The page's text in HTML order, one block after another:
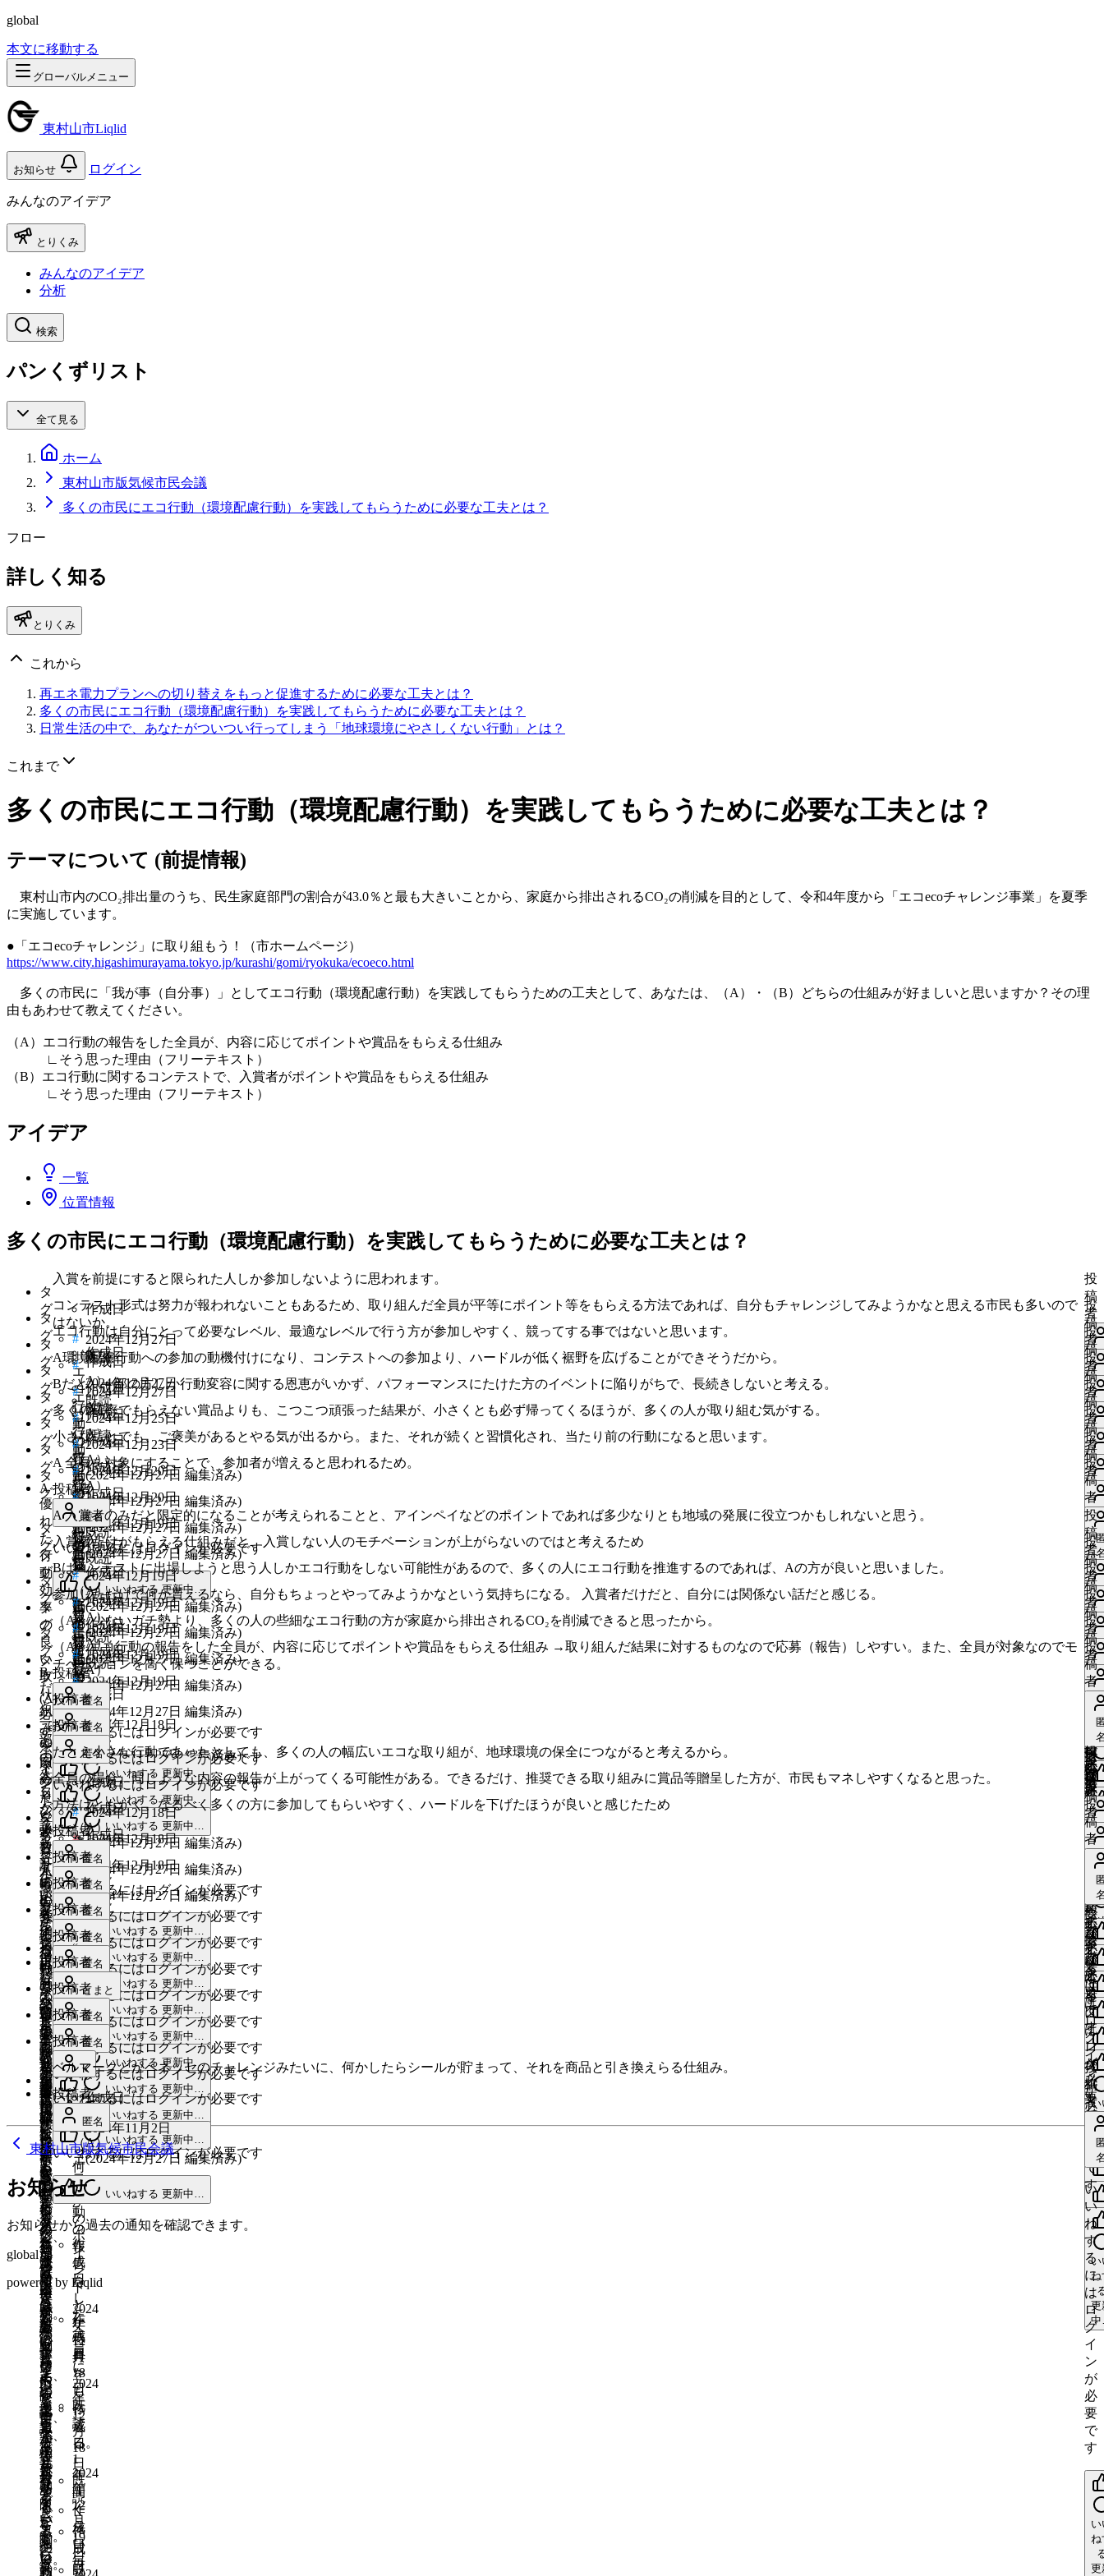
global
本文に移動する
グローバルメニュー
東村山市Liqlid
お知らせ ログイン
みんなのアイデア
とりくみ
みんなのアイデア
分析
検索
パンくずリスト
全て見る
ホーム
東村山市版気候市民会議
多くの市民にエコ行動（環境配慮行動）を実践してもらうために必要な工夫とは？
フロー
詳しく知る
とりくみ
これから
再エネ電力プランへの切り替えをもっと促進するために必要な工夫とは？
多くの市民にエコ行動（環境配慮行動）を実践してもらうために必要な工夫とは？
日常生活の中で、あなたがついつい行ってしまう「地球環境にやさしくない行動」とは？
これまで
多くの市民にエコ行動（環境配慮行動）を実践してもらうために必要な工夫とは？
テーマについて (前提情報)
東村山市内のCO₂排出量のうち、民生家庭部門の割合が43.0％と最も大きいことから、家庭から排出されるCO₂の削減を目的として、令和4年度から「エコecoチャレンジ事業」を夏季
に実施しています。
●「エコecoチャレンジ」に取り組もう！（市ホームページ）
https://www.city.higashimurayama.tokyo.jp/kurashi/gomi/ryokuka/ecoeco.html
多くの市民に「我が事（自分事）」としてエコ行動（環境配慮行動）を実践してもらうための工夫として、あなたは、（A）・（B）どちらの仕組みが好ましいと思いますか？その理
由もあわせて教えてください。
（A）エコ行動の報告をした全員が、内容に応じてポイントや賞品をもらえる仕組み
∟そう思った理由（フリーテキスト）
（B）エコ行動に関するコンテストで、入賞者がポイントや賞品をもらえる仕組み
∟そう思った理由（フリーテキスト）
アイデア
一覧
位置情報
多くの市民にエコ行動（環境配慮行動）を実践してもらうために必要な工夫とは？
タ
グ
#
（A）
エ
コ
行
動
の
報
告
を
し
た
全
員
に
入賞を前提にすると限られた人しか参加しないように思われます。
作成日
2024年12月27日
既読
投
稿
者
い
い
ね
す
る
に
は
ロ
グ
イ
ン
が
必
要
で
す
ね
更
タ
グ
#
（A）
エ
コ
行
動
の
報
告
を
し
た
全
員
に
コンテスト形式は努力が報われないこともあるため、取り組んだ全員が平等にポイント等をもらえる方法であれば、自分もチャレンジしてみようかなと思える市民も多いので
はないか。
作成日
2024年12月27日
既読
投
稿
者
い
い
ね
す
る
に
は
ロ
グ
イ
ン
が
必
要
で
す
い
ね
更
タ
グ
#
（A）
エ
コ
行
動
の
報
告
を
し
た
全
員
に
エコ行動は自分にとって必要なレベル、最適なレベルで行う方が参加しやすく、競ってする事ではないと思います。
作成日
2024年12月27日
既読
投
稿
者
い
い
ね
す
る
に
は
ロ
グ
イ
ン
が
必
要
で
す
い
ね
更
タ
グ
#
（A）
エ
コ
行
動
の
報
告
を
し
た
全
員
に
A環境配慮行動への参加の動機付けになり、コンテストへの参加より、ハードルが低く裾野を広げることができそうだから。
作成日
2024年12月25日
既読
投
稿
者
い
い
ね
す
る
に
は
ロ
グ
イ
ン
が
必
要
で
す
い
ね
タ
グ
#
（A）
エ
コ
行
動
の
報
告
を
し
た
全
員
に
Bだと、一部の方しか行動変容に関する恩恵がいかず、パフォーマンスにたけた方のイベントに陥りがちで、長続きしないと考える。
作成日
2024年12月23日
(2024年12月27日 編集済み)
既読
投
稿
者
い
い
ね
す
る
に
は
ロ
グ
イ
ン
が
必
要
で
す
い
タ
グ
#
（A）
エ
コ
行
動
の
報
告
を
し
た
全
員
に
多くの確率でもらえない賞品よりも、こつこつ頑張った結果が、小さくとも必ず帰ってくるほうが、多くの人が取り組む気がする。
作成日
2024年12月20日
(2024年12月27日 編集済み)
既読
投
稿
者
い
い
ね
す
る
に
は
ロ
グ
イ
ン
が
必
要
で
す
更
タ
グ
#
（A）
エ
コ
行
動
の
報
告
を
し
た
全
員
に
小さなことでも、ご褒美があるとやる気が出るから。また、それが続くと習慣化され、当たり前の行動になると思います。
作成日
2024年12月20日
(2024年12月27日 編集済み)
既読
投
稿
者
い
い
ね
す
る
に
は
ロ
グ
イ
ン
が
必
要
で
す
ね
更
タ
グ
#
（A）
エ
コ
行
動
の
報
告
を
し
た
全
員
に
A 全員を対象にすることで、参加者が増えると思われるため。
作成日
2024年12月19日
(2024年12月27日 編集済み)
既読
投
稿
者
い
い
ね
す
る
に
は
ロ
グ
イ
ン
が
必
要
で
す
い
ね
更
A
優
れ
た
行
動、
効
率
の
良
い
取
り
組
み
を
広
め
た
い
趣
旨
な
ら
B
些
細
な
行
動、
少
し
の
努
力
を
啓
発
し
た
い
の
で
あ
れ
ば
A
だ
と
思
う
た
め
作
成
日
2024
年
12
月
19
日
既
投稿者
匿名
いいねするにはログインが必要です
いいねする 更新中…
タ
グ
#
（A）
エ
コ
行
動
の
報
告
を
し
た
全
員
に
A 入賞者のみだと限定的になることが考えられることと、アインペイなどのポイントであれば多少なりとも地域の発展に役立つかもしれないと思う。
作成日
2024年12月19日
(2024年12月27日 編集済み)
既読
投
稿
者
い
い
ね
す
る
に
は
ロ
グ
イ
ン
が
必
要
で
す
い
ね
更
タ
グ
#
（A）
エ
コ
行
動
の
報
告
を
し
た
全
員
に
入賞者だけがもらえる仕組みだと、入賞しない人のモチベーションが上がらないのではと考えるため
作成日
2024年12月19日
(2024年12月27日 編集済み)
既読
投
稿
者
い
い
ね
す
に
は
ロ
グ
イ
ン
が
必
要
で
す
い
ね
更
タ
グ
#
（A）
エ
コ
行
動
の
報
告
を
し
た
全
員
に
Bはコンテストに出場しようと思う人しかエコ行動をしない可能性があるので、多くの人にエコ行動を推進するのであれば、Aの方が良いと思いました。
作成日
2024年12月19日
(2024年12月27日編集済み)
既読
投
稿
者
い
い
ね
す
る
に
は
ロ
グ
イ
ン
が
必
要
で
す
い
ね
更
タ
グ
#
（A）
エ
コ
行
動
の
報
告
を
し
た
全
員
に
参加しただけで何か貰えるなら、自分もちょっとやってみようかなという気持ちになる。 入賞者だけだと、自分には関係ない話だと感じる。
作成日
2024年12月19日
(2024年12月27日 編集済み)
既読
投
稿
者
い
い
ね
す
る
に
は
ロ
グ
イ
ン
が
必
要
で
す
い
ね
更
タ
グ
#
（A）
エ
コ
行
動
の
報
告
を
し
た
全
員
に
（A） 少ないガチ勢より、多くの人の些細なエコ行動の方が家庭から排出されるCO₂を削減できると思ったから。
作成日
2024年12月19日
(2024年12月27日 編集済み)
既読
投
稿
者
い
い
ね
す
る
に
は
ロ
グ
イ
ン
が
必
要
で
す
い
ね
タ
グ
#
（A）
エ
コ
行
動
の
報
告
を
し
た
全
員
に
（A）エコ行動の報告をした全員が、内容に応じてポイントや賞品をもらえる仕組み →取り組んだ結果に対するものなので応募（報告）しやすい。また、全員が対象なのでモ
チベーションを高く保つことができる。
作成日
2024年12月18日
(2024年12月27日編集済み)
既読
投
稿
者
い
い
ね
す
る
に
は
ロ
グ
イ
ン
が
必
要
で
す
い
B
だ
と
一
部
の
人
し
か
該
当
し
な
い。
A
を
選
択
し
て
い
る
こ
と
を
誘
導
し
て
い
る
よ
う
に
見
え
る
作
成
日
2024
年
12
月
18
日
既
読
投稿者
匿名
いいねするにはログインが必要です
いいねする 更新中…
(A)
必
ず
ポ
イ
ン
ト
を
も
ら
え
る
方
が
お
得
感
が
あ
り、
手
軽
で
参
加
し
や
す
い
か
ら
作
成
日
2024
年
12
月
18
日
既
読
投稿者
匿名
いいねするにはログインが必要です
いいねする 更新中…
（A）
の
回
答
コ
ン
テ
ス
ト
に
応
募
す
る
の
は
ハ
ー
ド
ル
が
高
く、
か
つ
審
査
員
に
よ
っ
て
順
位
が
変
動
し
て
し
ま
う
の
で
は
な
い
か。
行
動
投稿者
匿名
いいねするにはログインが必要です
いいねする 更新中…
タ
グ
#
（A）
エ
コ
行
動
の
報
告
を
し
た
全
員
に
たとえ小さな行動であったとしても、多くの人の幅広いエコな取り組が、地球環境の保全につながると考えるから。
作成日
2024年12月18日
(2024年12月27日 編集済み)
既読
投
稿
者
い
い
ね
す
る
に
は
ロ
グ
イ
ン
が
必
要
で
す
い
ね
更
タ
グ
#
（B）
コ
ン
テ
ス
ト
な
ど
の
上
位
者
に
全員の場合、同じような内容の報告が上がってくる可能性がある。できるだけ、推奨できる取り組みに賞品等贈呈した方が、市民もマネしやすくなると思った。
作成日
2024年12月18日
(2024年12月27日 編集済み)
既読
投
稿
者
い
い
ね
す
る
に
は
ロ
グ
イ
ン
が
必
要
で
す
い
ね
更
タ
グ
#
（A）
エ
コ
行
動
の
報
告
を
し
た
全
員
に
方法はともかく、なるべく多くの方に参加してもらいやすく、ハードルを下げたほうが良いと感じたため
作成日
2024年12月18日
(2024年12月27日 編集済み)
既読
投
稿
者
い
い
ね
す
る
に
は
ロ
グ
イ
ン
が
必
要
で
す
い
ね
更
歩
数
計
の
よ
う
に、
行
動
の
結
果
が
見
え
る
よ
う
に
す
る
と
や
る
気
が
で
ま
す。
結
果
に
応
じ
て、
ア
イ
ン
ペ
イ
を
も
ら
っ
投稿者
匿名
いいねするにはログインが必要です
いいねする 更新中…
各
小
売
業
に
指
定
ゴ
ミ
袋
を
レ
ジ
袋
と
し
て
使
っ
て
貰
っ
て、
消
費
者
は
そ
の
後
そ
の
ま
ま
ゴ
ミ
袋
と
し
て
使
う。
投稿者
匿名
いいねするにはログインが必要です
いいねする 更新中…
町
の
ス
ー
パ
ー、
コ
ン
ビ
ニ、
パ
ン
屋
な
ど
で
も
食
品
ロ
ス
を
減
ら
す
更
な
る
努
力
を
促
す、
消
費
期
限
が
近
い
商
投稿者
匿名
いいねするにはログインが必要です
いいねする 更新中…
プ
ラ
ス
チ
ッ
ク
類
の
再
利
用
可
能
な
ご
み
の
ご
み
袋
な
ど
は
無
料
に
し
て、
環
境
負
荷
と
な
る
ご
み
の
燃
投稿者
匿名
いいねするにはログインが必要です
いいねする 更新中…
“
環
境
に
良
い
こ
と
を
し
た
ら
何
ら
か
の
ポ
イ
ン
ト
と
か
特
典
を
も
ら
え
る。
1
年
間
く
ら
い
毎
投稿者
匿名
いいねするにはログインが必要です
いいねする 更新中…
自
分
の
子、
孫
の
世
代
に
バ
ト
ン
を
繋
が
な
く
て
は
い
け
な
い
こ
と
を
認
識
さ
せ
る
作
成
日
投稿者
とまと
いいねするにはログインが必要です
いいねする 更新中…
こ
の
ま
ま
5
年
後、
10
年
後
に
な
っ
た
ら
ど
う
な
る
か
の
動
画
や
映
画
な
ど
を
見
る
作
成
日
投稿者
匿名
いいねするにはログインが必要です
いいねする 更新中…
環
境
関
連
の
目
標
数
値
な
ど
を
ダ
ッ
シ
ュ
ボ
ー
ド
で
見
え
る
化
し
て
共
有
で
き
る
と
良
投稿者
匿名
いいねするにはログインが必要です
いいねする 更新中…
ゴ
ミ
の
量
に
応
じ
て
ゴ
ミ
袋
の
価
格
を
変
動
さ
せ
て
い
る
自
治
体
が
あ
る
と
聞
い
投稿者
K
いいねするにはログインが必要です
いいねする 更新中…
タ
グ
#
（A）
エ
コ
行
動
の
報
告
を
し
た
全
員
に
ベルマークとかベネッセのチャレンジみたいに、何かしたらシールが貯まって、それを商品と引き換えらる仕組み。
作成日
2024年11月2日
(2024年12月27日 編集済み)
既読
投
稿
者
い
い
ね
す
る
に
は
ロ
グ
イ
ン
が
必
要
で
す
い
ね
更
環
境
に
良
い
こ
と
を
し
た
ら
何
ら
か
の
ポ
イ
ン
ト
と
か
特
典
を
も
ら
え
る。
投稿者
匿名
いいねするにはログインが必要です
いいねする 更新中…
東村山市版気候市民会議
お知らせ
お知らせから過去の通知を確認できます。
global
powered by Liqlid